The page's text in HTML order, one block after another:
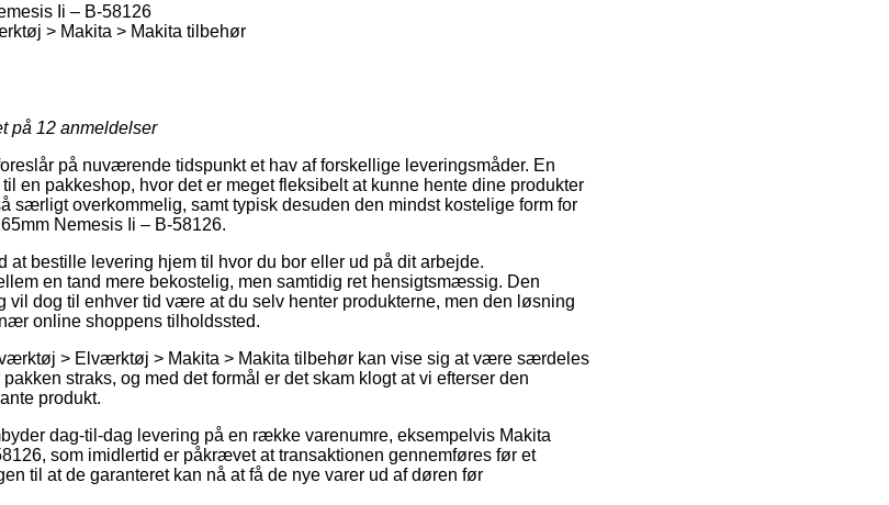
Ii – B-58126
> Makita > Makita tilbehør
på 12 anmeldelser
på nuværende tidspunkt et hav af forskellige leveringsmåder. En
en pakkeshop, hvor det er meget fleksibelt at kunne hente dine produkter
særligt overkommelig, samt typisk desuden den mindst kostelige form for
Nemesis Ii – B-58126.
at bestille levering hjem til hvor du bor eller ud på dit arbejde.
en tand mere bekostelig, men samtidig ret hensigtsmæssig. Den
vil dog til enhver tid være at du selv henter produkterne, men den løsning
online shoppens tilholdssted.
> Elværktøj > Makita > Makita tilbehør kan vise sig at være særdeles
straks, og med det formål er det skam klogt at vi efterser den
produkt.
dag-til-dag levering på en række varenumre, eksempelvis Makita
som imidlertid er påkrævet at transaktionen gennemføres før et
til at de garanteret kan nå at få de nye varer ud af døren før